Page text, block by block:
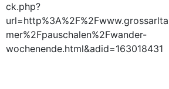
ck.php?
mer%2Fpauschalen%2Fwander-
wochenende.html&adid=163018431